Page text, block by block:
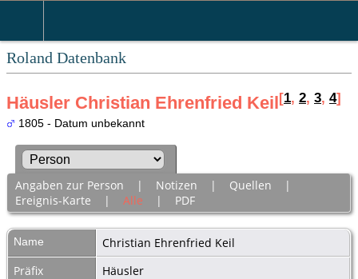
Roland Datenbank
Häusler Christian Ehrenfried Keil[1, 2, 3, 4]
1805 - Datum unbekannt
Angaben zur Person | Notizen | Quellen |
Ereignis-Karte | Alle | PDF
Name Christian Ehrenfried Keil
Präfix
Häusler